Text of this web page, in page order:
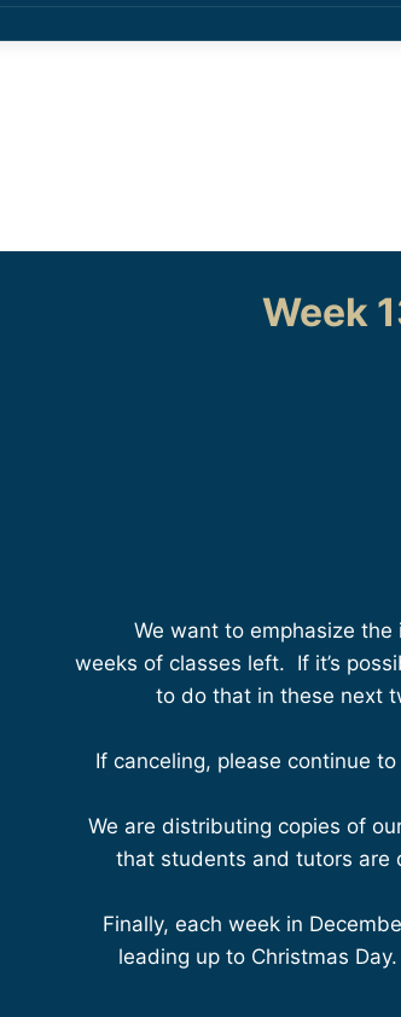
Week
We want to emphasize
weeks of classes left. If it’s
to do that in these next
If canceling, please continue
We are distributing copies of
that students and tutors are
Finally, each week in
leading up to Christmas